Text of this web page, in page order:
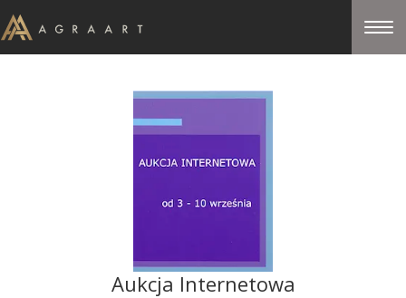
Aukcja Internetowa